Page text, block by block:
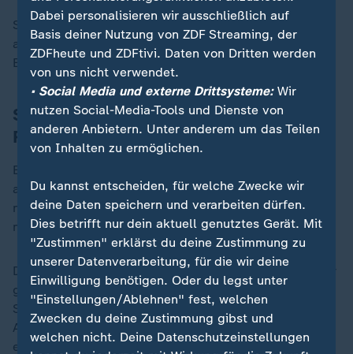
Schöne Idee, doch halbe Sachen, das wollen sie hier
auf dem Balkan nicht, wenn dann nur eine vollwertige
EU-Mitgliedschaft, heißt es prompt aus Montenegro.
Serbien: Keine klare Abgrenzung zu
Russland
Ein weiteres Problem: Kann die EU nur zwei Staaten
aufnehmen, das größte in der Region, Serbien, aber
nicht? Auch das könnte wieder für Unruhe in der
mühsam befriedeten Balkanregion sorgen.
Der serbische Außenminister Marko Duric betont in der
gemeinsamen Pressekonferenz immer wieder, das Ziel
Serbiens sei die Aufnahme in die EU. Doch eine klare
Abgrenzung zu Russland oder Distanzierung, die
erfolgt nicht.
Dabei personalisieren wir ausschließlich auf
Basis deiner Nutzung von ZDF Streaming, der
ZDFheute und ZDFtivi. Daten von Dritten werden
von uns nicht verwendet.
• Social Media und externe Drittsysteme:Wir
nutzen Social-Media-Tools und Dienste von
anderen Anbietern. Unter anderem um das Teilen
von Inhalten zu ermöglichen.
Du kannst entscheiden, für welche Zwecke wir
deine Daten speichern und verarbeiten dürfen.
Dies betrifft nur dein aktuell genutztes Gerät. Mit
"Zustimmen" erklärst du deine Zustimmung zu
unserer Datenverarbeitung, für die wir deine
Einwilligung benötigen. Oder du legst unter
"Einstellungen/Ablehnen" fest, welchen
Zwecken du deine Zustimmung gibst und
welchen nicht. Deine Datenschutzeinstellungen